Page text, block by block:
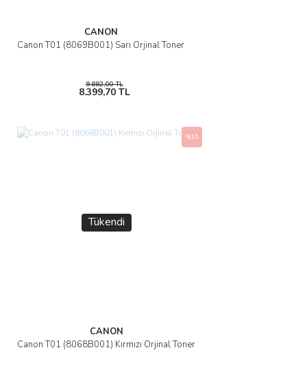
CANON
Canon T01 (8069B001) Sarı Orjinal Toner
9.882,00 TL
8.399,70 TL
Tükendi
CANON
Canon T01 (8068B001) Kırmızı Orjinal Toner
%15